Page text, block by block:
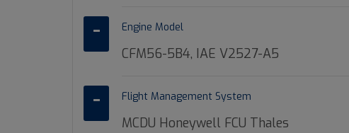
Engine Model
CFM56-5B4, IAE V2527-A5
Flight Management System
MCDU Honeywell FCU Thales